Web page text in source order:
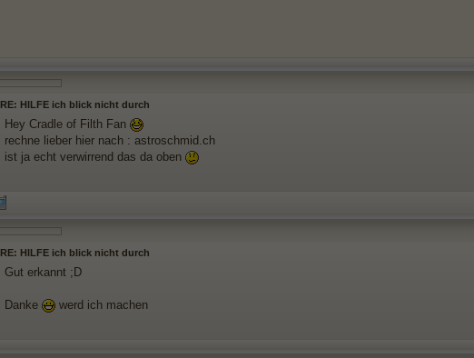
RE: HILFE ich blick nicht durch
Hey Cradle of Filth Fan
rechne lieber hier nach : astroschmid.ch
ist ja echt verwirrend das da oben
RE: HILFE ich blick nicht durch
Gut erkannt ;D
Danke werd ich machen